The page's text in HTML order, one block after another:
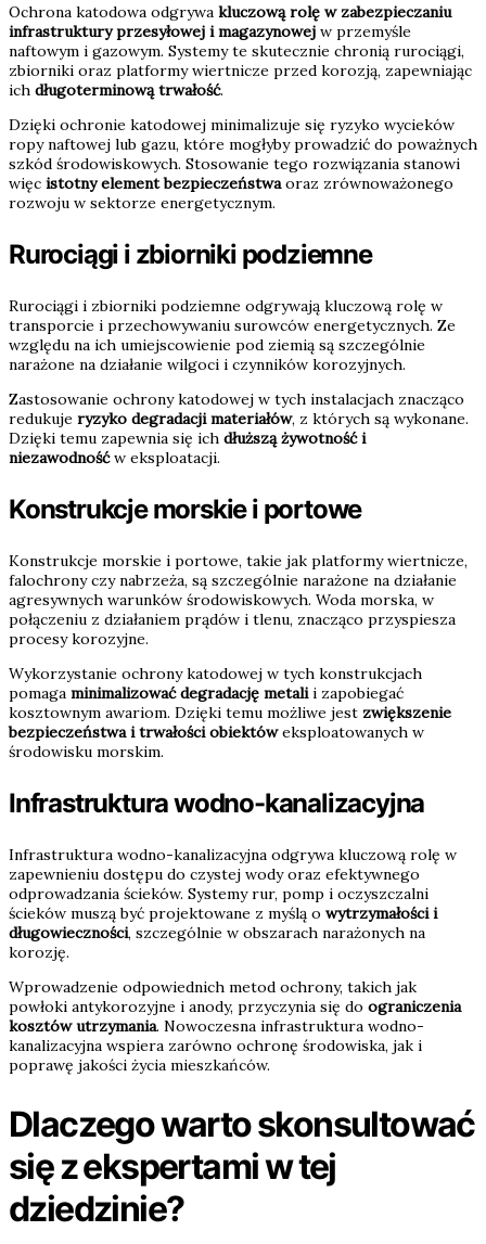
Ochrona katodowa odgrywa kluczową rolę w zabezpieczaniu
infrastruktury przesyłowej i magazynowej w przemyśle
naftowym i gazowym. Systemy te skutecznie chronią rurociągi,
zbiorniki oraz platformy wiertnicze przed korozją, zapewniając
ich długoterminową trwałość.
Dzięki ochronie katodowej minimalizuje się ryzyko wycieków
ropy naftowej lub gazu, które mogłyby prowadzić do poważnych
szkód środowiskowych. Stosowanie tego rozwiązania stanowi
więc istotny element bezpieczeństwaoraz zrównoważonego
rozwoju w sektorze energetycznym.
Rurociągi i zbiorniki podziemne
Rurociągi i zbiorniki podziemne odgrywają kluczową rolę w
transporcie i przechowywaniu surowców energetycznych. Ze
względu na ich umiejscowienie pod ziemią są szczególnie
narażone na działanie wilgoci i czynników korozyjnych.
Zastosowanie ochrony katodowej w tych instalacjach znacząco
redukuje ryzyko degradacji materiałów, z których są wykonane.
Dzięki temu zapewnia się ich dłuższą żywotność i
niezawodnośćw eksploatacji.
Konstrukcje morskie i portowe
Konstrukcje morskie i portowe, takie jak platformy wiertnicze,
falochrony czy nabrzeża, są szczególnie narażone na działanie
agresywnych warunków środowiskowych. Woda morska, w
połączeniu z działaniem prądów i tlenu, znacząco przyspiesza
procesy korozyjne.
Wykorzystanie ochrony katodowej w tych konstrukcjach
pomaga minimalizować degradację metalii zapobiegać
kosztownym awariom. Dzięki temu możliwe jest zwiększenie
bezpieczeństwa i trwałości obiektóweksploatowanych w
środowisku morskim.
Infrastruktura wodno-kanalizacyjna
Infrastruktura wodno-kanalizacyjna odgrywa kluczową rolę w
zapewnieniu dostępu do czystej wody oraz efektywnego
odprowadzania ścieków. Systemy rur, pomp i oczyszczalni
ścieków muszą być projektowane z myślą o wytrzymałości i
długowieczności, szczególnie w obszarach narażonych na
korozję.
Wprowadzenie odpowiednich metod ochrony, takich jak
powłoki antykorozyjne i anody, przyczynia się do ograniczenia
kosztów utrzymania. Nowoczesna infrastruktura wodno-
kanalizacyjna wspiera zarówno ochronę środowiska, jak i
poprawę jakości życia mieszkańców.
Dlaczego warto skonsultować
się z ekspertami w tej
dziedzinie?